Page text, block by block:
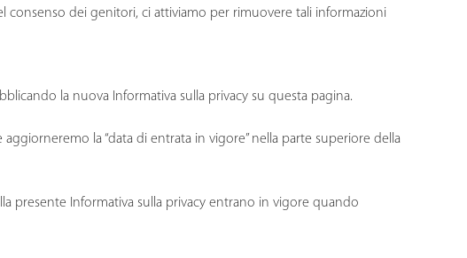
consenso dei genitori, ci attiviamo per rimuovere tali informazioni
la nuova Informativa sulla privacy su questa pagina.
la “data di entrata in vigore” nella parte superiore della
presente Informativa sulla privacy entrano in vigore quando